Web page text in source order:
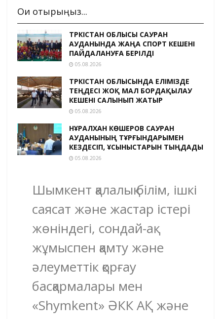
Оқи отырыңыз...
ТҮРКІСТАН ОБЛЫСЫ САУРАН
АУДАНЫНДА ЖАҢА СПОРТ КЕШЕНІ
ПАЙДАЛАНУҒА БЕРІЛДІ
05.08.2026
ТҮРКІСТАН ОБЛЫСЫНДА ЕЛІМІЗДЕ
ТЕҢДЕСІ ЖОҚ МАЛ БОРДАҚЫЛАУ
КЕШЕНІ САЛЫНЫП ЖАТЫР
05.08.2026
НҰРАЛХАН КӨШЕРОВ САУРАН
АУДАНЫНЫҢ ТҰРҒЫНДАРЫМЕН
КЕЗДЕСІП, ҰСЫНЫСТАРЫН ТЫҢДАДЫ
05.08.2026
Шымкент қалалық білім, ішкі
саясат және жастар істері
жөніндегі, сондай-ақ
жұмыспен қамту және
әлеуметтік қорғау
басқармалары мен
«Shymkent» ӘКК АҚ және